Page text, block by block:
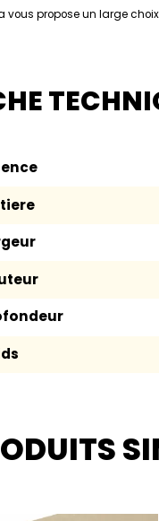
vous propose un large